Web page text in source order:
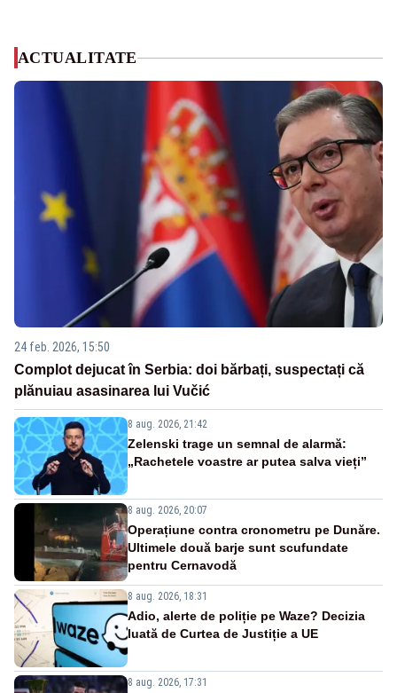
ACTUALITATE
24 feb. 2026, 15:50
Complot dejucat în Serbia: doi bărbați, suspectați că
plănuiau asasinarea lui Vučić
8 aug. 2026, 21:42
Zelenski trage un semnal de alarmă:
„Rachetele voastre ar putea salva vieți”
8 aug. 2026, 20:07
Operațiune contra cronometru pe Dunăre.
Ultimele două barje sunt scufundate
pentru Cernavodă
8 aug. 2026, 18:31
Adio, alerte de poliție pe Waze? Decizia
luată de Curtea de Justiție a UE
8 aug. 2026, 17:31